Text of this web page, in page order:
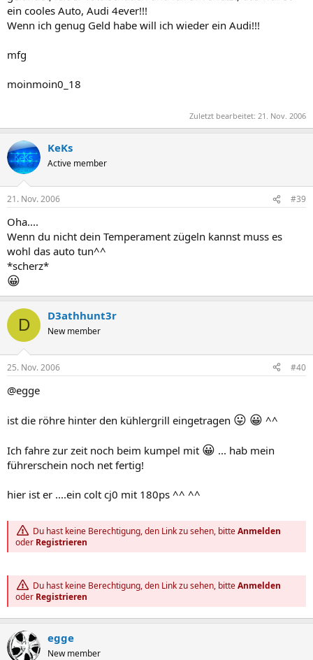
ein cooles Auto, Audi 4ever!!!
Wenn ich genug Geld habe will ich wieder ein Audi!!!
mfg
moinmoin0_18
Zuletzt bearbeitet: 21. Nov. 2006
KeKs
Active member
21. Nov. 2006 #39
Oha....
Wenn du nicht dein Temperament zügeln kannst muss es
wohl das auto tun^^
*scherz*
😀
D D3athhunt3r
New member
25. Nov. 2006 #40
@egge
ist die röhre hinter den kühlergrill eingetragen 😛 😀 ^^
Ich fahre zur zeit noch beim kumpel mit 😀 ... hab mein
führerschein noch net fertig!
hier ist er ....ein colt cj0 mit 180ps ^^ ^^
Du hast keine Berechtigung, den Link zu sehen, bitteAnmelden
oder Registrieren
Du hast keine Berechtigung, den Link zu sehen, bitteAnmelden
oder Registrieren
egge
New member